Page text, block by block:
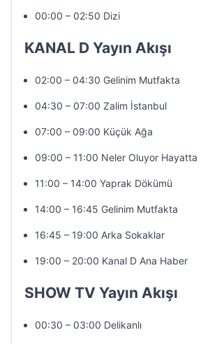
00:00 – 02:50 Dizi
KANAL D Yayın Akışı
02:00 – 04:30 Gelinim Mutfakta
04:30 – 07:00 Zalim İstanbul
07:00 – 09:00 Küçük Ağa
09:00 – 11:00 Neler Oluyor Hayatta
11:00 – 14:00 Yaprak Dökümü
14:00 – 16:45 Gelinim Mutfakta
16:45 – 19:00 Arka Sokaklar
19:00 – 20:00 Kanal D Ana Haber
SHOW TV Yayın Akışı
00:30 – 03:00 Delikanlı